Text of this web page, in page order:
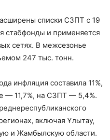
списки СЗПТ с 19
стабфонды и применяется
сетях. В межсезонье
247 тыс. тонн.
инфляция составила 11%,
— 11,7%, на СЗПТ — 5,4%.
включая Ұлытау,
и Жамбылскую области.